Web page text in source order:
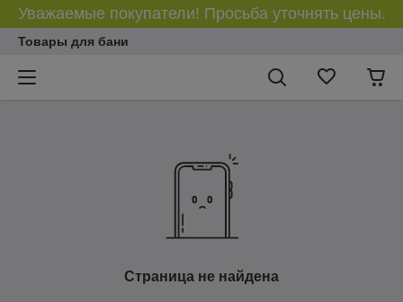
Уважаемые покупатели! Просьба уточнять цены.
Товары для бани
Страница не найдена